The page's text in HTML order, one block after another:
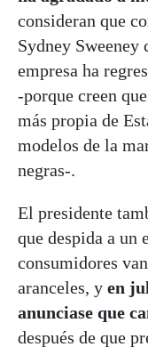
consideran que
Sydney Sweeney
empresa ha
-porque creen
más propia de
modelos de la
negras-.
El presidente
que despida a un
consumidores
aranceles, y en
anunciase que
después de que